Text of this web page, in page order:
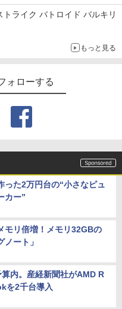
はの体験とコラボの楽しさを
ライク バトロイド バルキリ
もっと見る
ォローする
った2万円台の“小さなピュ
カー”
モリ倍増！メモリ32GBの
ノート」
内。産経新聞社がAMD R
を2千台導入